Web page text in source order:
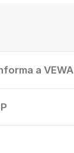
a VEWA